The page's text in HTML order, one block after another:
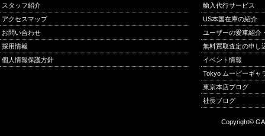
スタッフ紹介
アクセスマップ
お問い合わせ
採用情報
個人情報保護方針
輸入代行サービス
US本国在庫の紹介
ユーザーの愛車紹介
無料買取査定の申し
イベント情報
Tokyo ムービーギャ
東京本店ブログ
社長ブログ
Copyright©